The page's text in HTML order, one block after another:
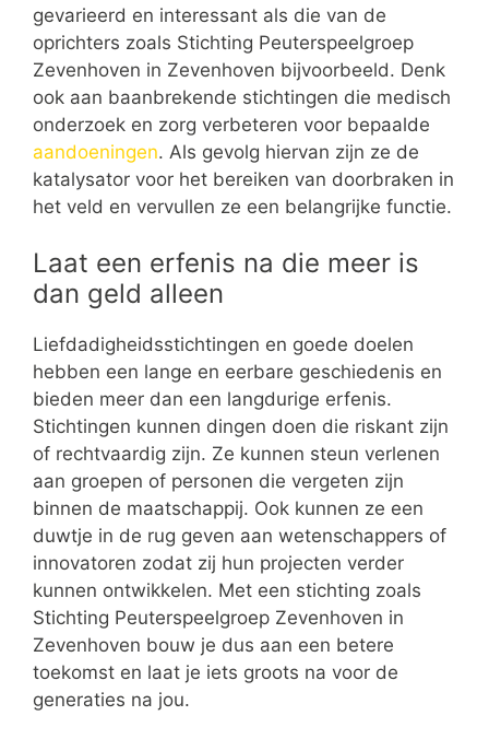
gevarieerd en interessant als die van de
oprichters zoals Stichting Peuterspeelgroep
Zevenhoven in Zevenhoven bijvoorbeeld. Denk
ook aan baanbrekende stichtingen die medisch
onderzoek en zorg verbeteren voor bepaalde
aandoeningen. Als gevolg hiervan zijn ze de
katalysator voor het bereiken van doorbraken in
het veld en vervullen ze een belangrijke functie.
Laat een erfenis na die meer is
dan geld alleen
Liefdadigheidsstichtingen en goede doelen
hebben een lange en eerbare geschiedenis en
bieden meer dan een langdurige erfenis.
Stichtingen kunnen dingen doen die riskant zijn
of rechtvaardig zijn. Ze kunnen steun verlenen
aan groepen of personen die vergeten zijn
binnen de maatschappij. Ook kunnen ze een
duwtje in de rug geven aan wetenschappers of
innovatoren zodat zij hun projecten verder
kunnen ontwikkelen. Met een stichting zoals
Stichting Peuterspeelgroep Zevenhoven in
Zevenhoven bouw je dus aan een betere
toekomst en laat je iets groots na voor de
generaties na jou.